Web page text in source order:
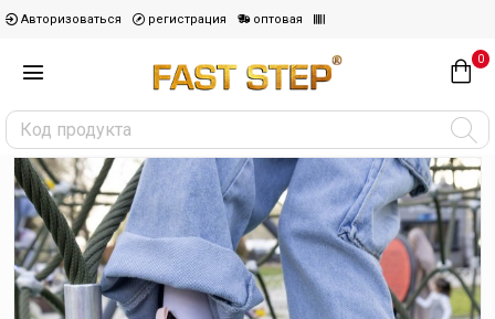
Авторизоваться регистрация оптовая
0